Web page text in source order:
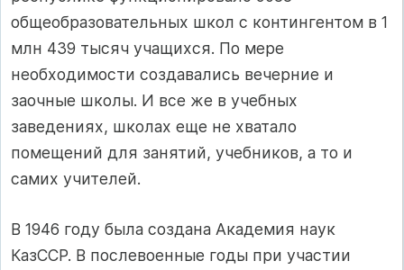
общеобразовательных школ с контингентом в 1
млн 439 тысяч учащихся. По мере
необходимости создавались вечерние и
заочные школы. И все же в учебных
заведениях, школах еще не хватало
помещений для занятий, учебников, а то и
самих учителей.
В 1946 году была создана Академия наук
КазССР. В послевоенные годы при участии